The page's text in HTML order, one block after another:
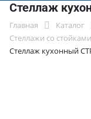
Стеллаж
Главная Каталог
Стеллажи со
Стеллаж кухонный